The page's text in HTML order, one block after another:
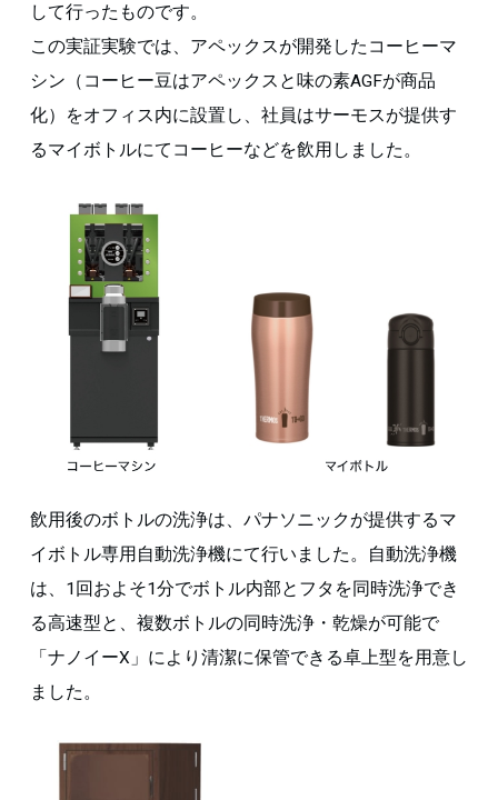
して行ったものです。
この実証実験では、アペックスが開発したコーヒーマ
シン（コーヒー豆はアペックスと味の素AGFが商品
化）をオフィス内に設置し、社員はサーモスが提供す
るマイボトルにてコーヒーなどを飲用しました。
飲用後のボトルの洗浄は、パナソニックが提供するマ
イボトル専用自動洗浄機にて行いました。自動洗浄機
は、1回およそ1分でボトル内部とフタを同時洗浄でき
る高速型と、複数ボトルの同時洗浄・乾燥が可能で
「ナノイーX」により清潔に保管できる卓上型を用意し
ました。